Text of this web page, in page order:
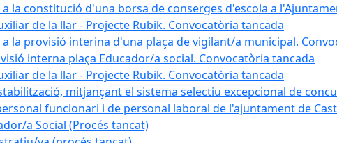
la constitució d'una borsa de conserges d'escola a
de la llar - Projecte Rubik. Convocatòria tancada
la provisió interina d'una plaça de vigilant/a municipal.
interna plaça Educador/a social. Convocatòria tancada
de la llar - Projecte Rubik. Convocatòria tancada
mitjançant el sistema selectiu excepcional de
funcionari i de personal laboral de l'ajuntament de
a Social (Procés tancat)